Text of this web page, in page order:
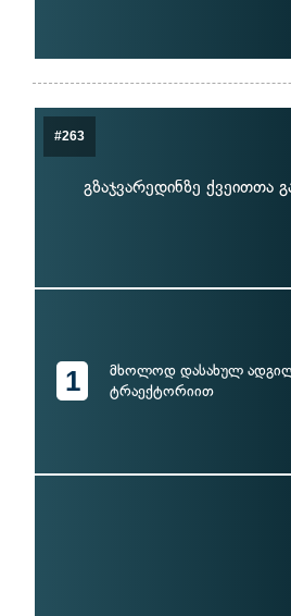
#263
გზაჯვარედინზე ქვეითთა
1
მხოლოდ დასახულ
ტრაექტორიით